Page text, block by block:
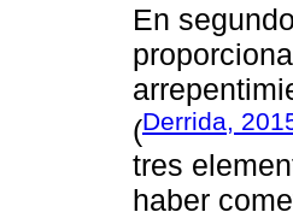
En
(Derrida,
tres
haber